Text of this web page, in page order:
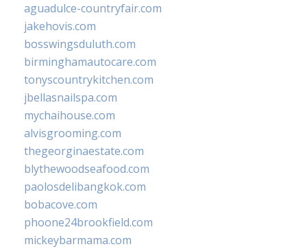
aguadulce-countryfair.com
jakehovis.com
bosswingsduluth.com
birminghamautocare.com
tonyscountrykitchen.com
jbellasnailspa.com
mychaihouse.com
alvisgrooming.com
thegeorginaestate.com
blythewoodseafood.com
paolosdelibangkok.com
bobacove.com
phoone24brookfield.com
mickeybarmama.com